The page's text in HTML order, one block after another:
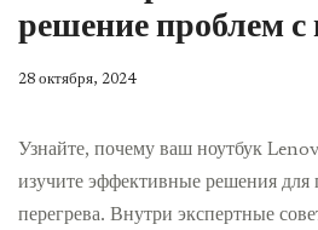
решение проблем с
28 октября, 2024
Узнайте, почему ваш ноутбук
изучите эффективные решения для
перегрева. Внутри экспертные